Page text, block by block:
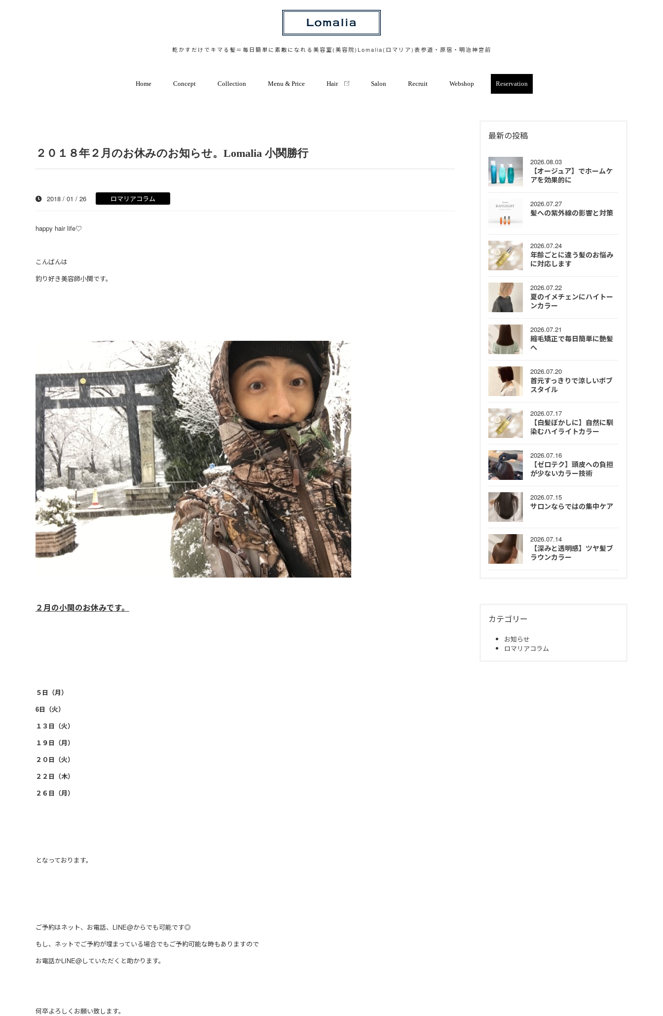
乾かすだけでキマる髪＝毎日簡単に素敵になれる美容室(美容院)Lomalia(ロマリア)表参道・原宿・明治神宮前
Home Concept Collection Menu & Price Hair Salon Recruit Webshop Reservation
２０１８年２月のお休みのお知らせ。Lomalia 小関勝行
2018 / 01 / 26 ロマリアコラム
happy hair life♡
こんばんは
釣り好き美容師小関です。
２月の小関のお休みです。
５日（月）
6日（火）
１３日（火）
１９日（月）
２０日（火）
２２日（木）
２６日（月）
となっております。
ご予約はネット、お電話、LINE@からでも可能です◎
もし、ネットでご予約が埋まっている場合でもご予約可能な時もありますので
お電話かLINE@していただくと助かります。
何卒よろしくお願い致します。
最新の投稿
2026.08.03
【オージュア】でホームケ
アを効果的に
2026.07.27
髪への紫外線の影響と対策
2026.07.24
年齢ごとに違う髪のお悩み
に対応します
2026.07.22
夏のイメチェンにハイトー
ンカラー
2026.07.21
縮毛矯正で毎日簡単に艶髪
へ
2026.07.20
首元すっきりで涼しいボブ
スタイル
2026.07.17
【白髪ぼかしに】自然に馴
染むハイライトカラー
2026.07.16
【ゼロテク】頭皮への負担
が少ないカラー技術
2026.07.15
サロンならではの集中ケア
2026.07.14
【深みと透明感】ツヤ髪ブ
ラウンカラー
カテゴリー
お知らせ
ロマリアコラム